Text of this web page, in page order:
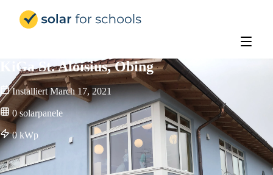
KiGa St. Aloisius, Obing
Installiert March 17, 2021
0 solarpanele
0kWp